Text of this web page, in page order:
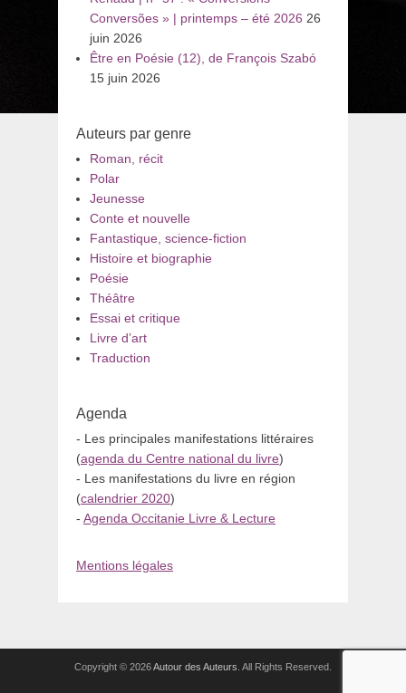
Conversões » | printemps – été 2026 26
juin 2026
Être en Poésie (12), de François Szabó
15 juin 2026
Auteurs par genre
Roman, récit
Polar
Jeunesse
Conte et nouvelle
Fantastique, science-fiction
Histoire et biographie
Poésie
Théâtre
Essai et critique
Livre d’art
Traduction
Agenda
- Les principales manifestations littéraires
(agenda du Centre national du livre)
- Les manifestations du livre en région
(calendrier 2020)
- Agenda Occitanie Livre & Lecture
Mentions légales
Copyright © 2026Autour des Auteurs . All Rights Reserved.